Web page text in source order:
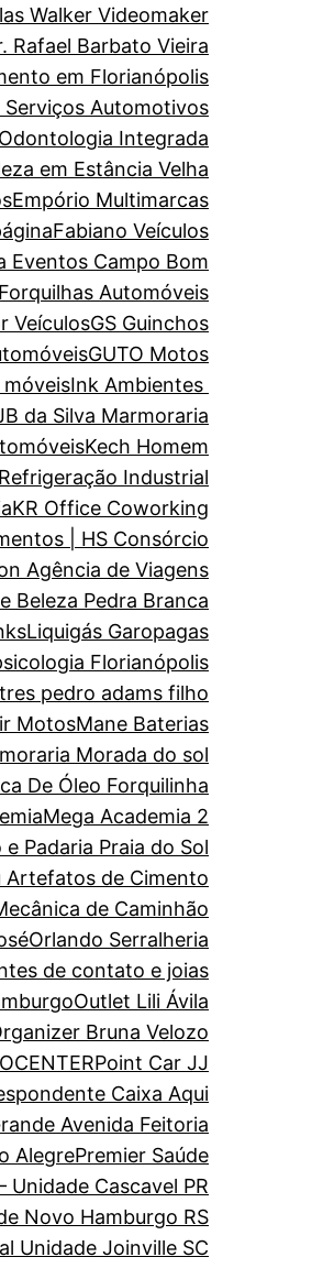
Walker Videomaker
Rafael Barbato Vieira
em Florianópolis
Serviços Automotivos
Integrada
em Estância Velha
Empório Multimarcas
Fabiano Veículos
Eventos Campo Bom
Forquilhas Automóveis
VeículosGS Guinchos
GUTO Motos
móveisInk Ambientes
da Silva Marmoraria
Kech Homem
Industrial
KR Office Coworking
| HS Consórcio
Agência de Viagens
Beleza Pedra Branca
Liquigás Garopagas
Florianópolis
pedro adams filho
MotosMane Baterias
Morada do sol
De Óleo Forquilinha
Mega Academia 2
Padaria Praia do Sol
Artefatos de Cimento
de Caminhão
Orlando Serralheria
de contato e joias
Outlet Lili Ávila
Bruna Velozo
Point Car JJ
Caixa Aqui
Avenida Feitoria
AlegrePremier Saúde
Cascavel PR
Novo Hamburgo RS
Unidade Joinville SC